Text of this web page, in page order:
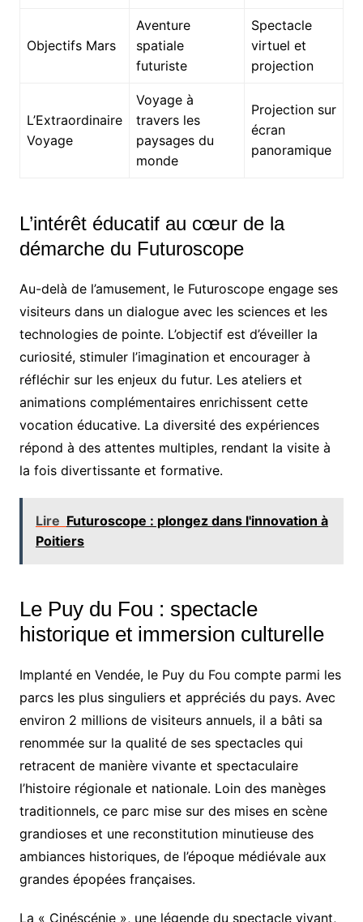
Objectifs Mars
Aventure
spatiale
futuriste
Spectacle
virtuel et
projection
L’Extraordinaire
Voyage
Voyage à
travers les
paysages du
monde
Projection sur
écran
panoramique
L’intérêt éducatif au cœur de la
démarche du Futuroscope
Au-delà de l’amusement, le Futuroscope engage ses
visiteurs dans un dialogue avec les sciences et les
technologies de pointe. L’objectif est d’éveiller la
curiosité, stimuler l’imagination et encourager à
réfléchir sur les enjeux du futur. Les ateliers et
animations complémentaires enrichissent cette
vocation éducative. La diversité des expériences
répond à des attentes multiples, rendant la visite à
la fois divertissante et formative.
Lire Futuroscope : plongez dans l'innovation à
Poitiers
Le Puy du Fou : spectacle
historique et immersion culturelle
Implanté en Vendée, le Puy du Fou compte parmi les
parcs les plus singuliers et appréciés du pays. Avec
environ 2 millions de visiteurs annuels, il a bâti sa
renommée sur la qualité de ses spectacles qui
retracent de manière vivante et spectaculaire
l’histoire régionale et nationale. Loin des manèges
traditionnels, ce parc mise sur des mises en scène
grandioses et une reconstitution minutieuse des
ambiances historiques, de l’époque médiévale aux
grandes épopées françaises.
La « Cinéscénie », une légende du spectacle vivant,